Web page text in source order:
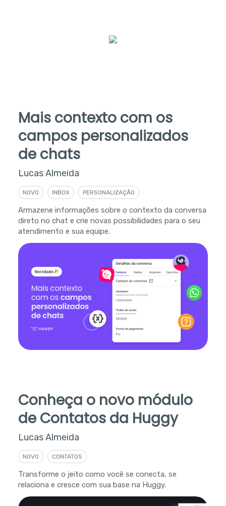
Mais contexto com os
campos personalizados
de chats
Lucas Almeida
NOVO INBOX PERSONALIZAÇÃO
Armazene informações sobre o contexto da conversa
direto no chat e crie novas possibilidades para o seu
atendimento e sua equipe.
Conheça o novo módulo
de Contatos da Huggy
Lucas Almeida
NOVO CONTATOS
Transforme o jeito como você se conecta, se
relaciona e cresce com sua base na Huggy.